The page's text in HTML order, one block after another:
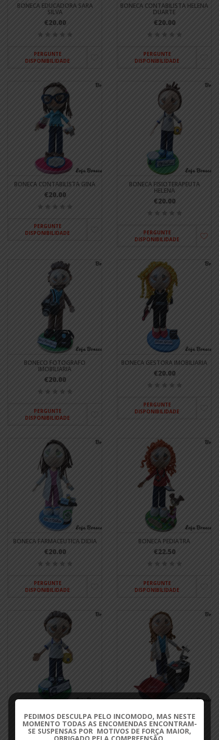
BONECA EDUCADORA SARA
SILVA
€20.00
PERGUNTE
DISPONIBILIDADE
BONECA CONTABILISTA HELENA
DUARTE
€20.00
PERGUNTE
DISPONIBILIDADE
BONECA CONTABILISTA GINA
€20.00
PERGUNTE
DISPONIBILIDADE
BONECA FISIOTERAPEUTA
HELENA
€20.00
PERGUNTE
DISPONIBILIDADE
BONECO FOTOGRAFO
IMOBILIARIA
€20.00
PERGUNTE
DISPONIBILIDADE
BONECA GESTORA IMOBILIARIA
€20.00
PERGUNTE
DISPONIBILIDADE
BONECA FARMACEUTICA DIDIA
€20.00
PERGUNTE
DISPONIBILIDADE
BONECA PEDIATRA
€22.50
PERGUNTE
DISPONIBILIDADE
BONECA FISIOTERAPEUTA
JOANA
€20.00
BONECA BIOMÉDICA SÓNIA
€20.00
PEDIMOS DESCULPA PELO INCOMODO, MAS NESTE
MOMENTO TODAS AS ENCOMENDAS ENCONTRAM-
SE SUSPENSAS POR MOTIVOS DE FORÇA MAIOR,